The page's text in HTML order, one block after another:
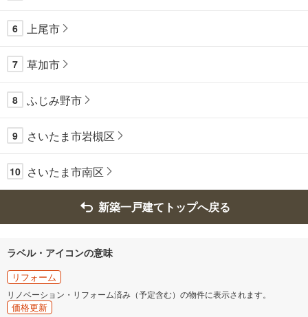
6 上尾市
7 草加市
8 ふじみ野市
9 さいたま市岩槻区
10 さいたま市南区
新築一戸建てトップへ戻る
ラベル・アイコンの意味
リフォーム
リノベーション・リフォーム済み（予定含む）の物件に表示されます。
価格更新